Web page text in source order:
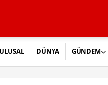
ULUSAL DÜNYA GÜNDEM